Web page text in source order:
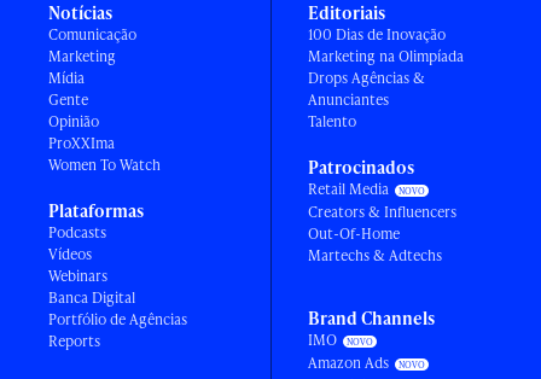
Notícias
Comunicação
Marketing
Mídia
Gente
Opinião
ProXXIma
Women To Watch
Plataformas
Podcasts
Vídeos
Webinars
Banca Digital
Portfólio de Agências
Reports
Editoriais
100 Dias de Inovação
Marketing na Olimpíada
Drops Agências &
Anunciantes
Talento
Patrocinados
Retail Media
Creators & Influencers
Out-Of-Home
Martechs & Adtechs
Brand Channels
IMO
Amazon Ads